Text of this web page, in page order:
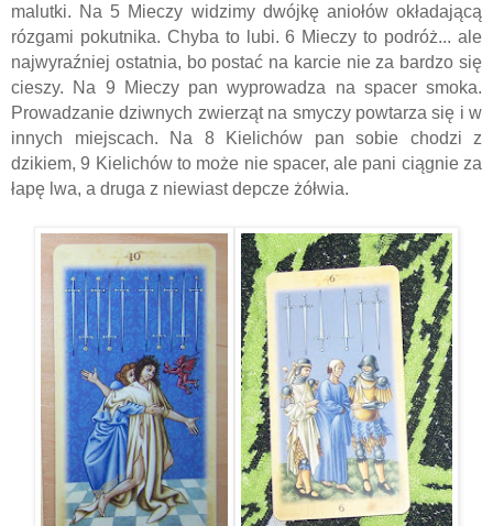
malutki. Na 5 Mieczy widzimy dwójkę aniołów okładającą
rózgami pokutnika. Chyba to lubi. 6 Mieczy to podróż... ale
najwyraźniej ostatnia, bo postać na karcie nie za bardzo się
cieszy. Na 9 Mieczy pan wyprowadza na spacer smoka.
Prowadzanie dziwnych zwierząt na smyczy powtarza się i w
innych miejscach. Na 8 Kielichów pan sobie chodzi z
dzikiem, 9 Kielichów to może nie spacer, ale pani ciągnie za
łapę lwa, a druga z niewiast depcze żółwia.